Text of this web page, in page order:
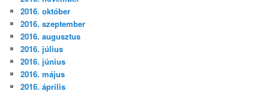
2016. október
2016. szeptember
2016. augusztus
2016. július
2016. június
2016. május
2016. április